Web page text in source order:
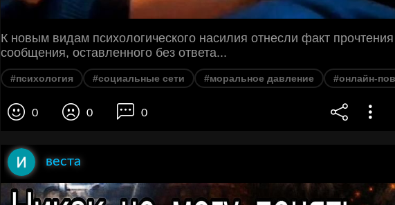
К новым видам психологического насилия отнесли факт прочтения
сообщения, оставленного без ответа...
#психология #социальные сети #моральное давление #онлайн-
0 0 0
веста